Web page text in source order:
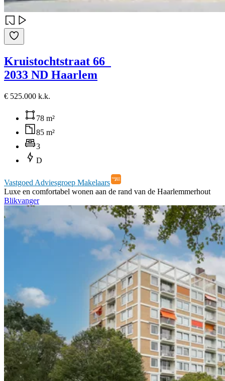
Kruistochtstraat 66
2033 ND Haarlem
€ 525.000 k.k.
78 m²
85 m²
3
D
Vastgoed Adviesgroep Makelaars
Luxe en comfortabel wonen aan de rand van de Haarlemmerhout
Blikvanger